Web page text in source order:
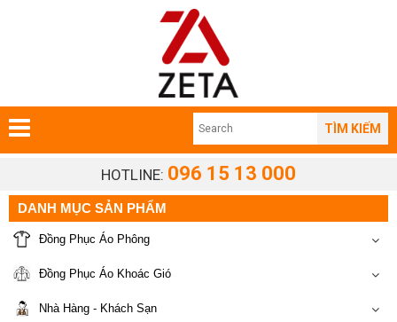
TÌM KIẾM
HOTLINE: 096 15 13 000
DANH MỤC SẢN PHẨM
Đồng Phục Áo Phông
Đồng Phục Áo Khoác Gió
Nhà Hàng - Khách Sạn